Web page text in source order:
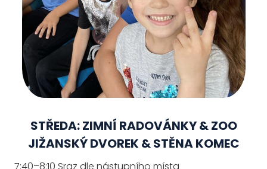
STŘEDA: ZIMNÍ RADOVÁNKY & ZOO
JIŽANSKÝ DVOREK & STĚNA KOMEC